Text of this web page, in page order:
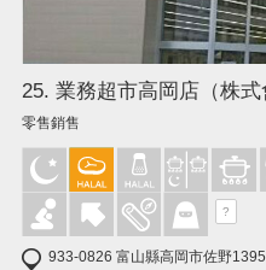
25. 業務超市高岡店（株式
零售銷售
?
933-0826 富山縣高岡市佐野1395